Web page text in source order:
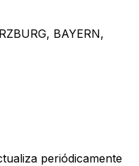
BAYERN,
periódicamente